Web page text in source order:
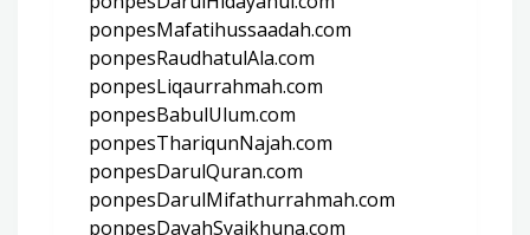
ponpesMafatihussaadah.com
ponpesRaudhatulAla.com
ponpesLiqaurrahmah.com
ponpesBabulUlum.com
ponpesThariqunNajah.com
ponpesDarulQuran.com
ponpesDarulMifathurrahmah.com
ponpesDayahSyaikhuna.com